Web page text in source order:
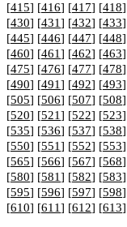
[415] [416] [417] [418
[430] [431] [432] [433
[445] [446] [447] [448
[460] [461] [462] [463
[475] [476] [477] [478
[490] [491] [492] [493
[505] [506] [507] [508
[520] [521] [522] [523
[535] [536] [537] [538
[550] [551] [552] [553
[565] [566] [567] [568
[580] [581] [582] [583
[595] [596] [597] [598
[610] [611] [612] [613